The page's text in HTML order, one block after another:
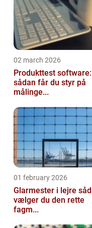
02 march 2026
Produkttest software:
sådan får du styr på
målinge...
01 february 2026
Glarmester i lejre sådan
vælger du den rette
fagm...